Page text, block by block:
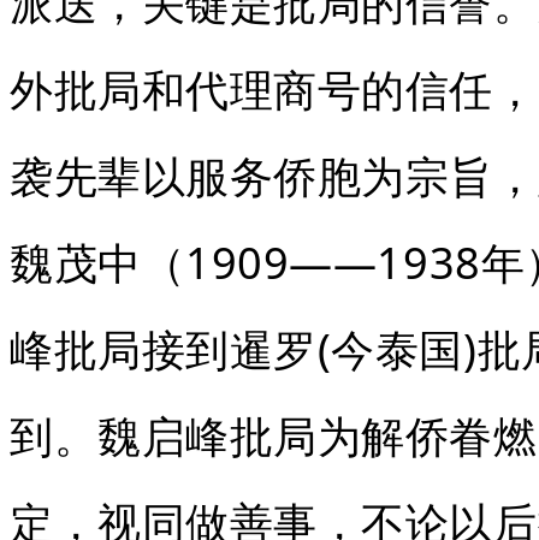
外批局和代理商号的信任
袭先辈以服务侨胞为宗旨
魏茂中（1909——1938年
峰批局接到暹罗(今泰国)
到。魏启峰批局为解侨眷
定，视同做善事，不论以